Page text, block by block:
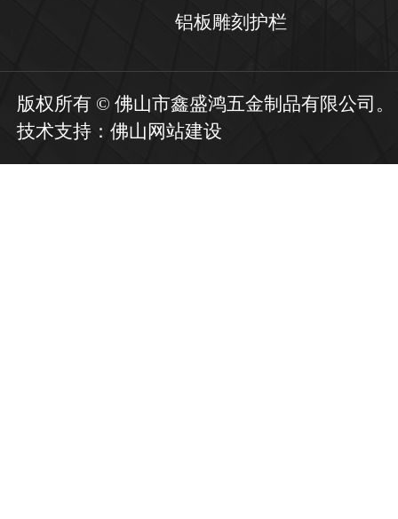
铝板雕刻护栏
版权所有 © 佛山市鑫盛鸿五金制品有限公司。
技术支持： 佛山网站建设